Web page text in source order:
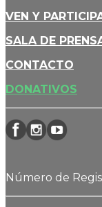
VEN Y
SALA DE
CONTACTO
DONATIVOS
Número de